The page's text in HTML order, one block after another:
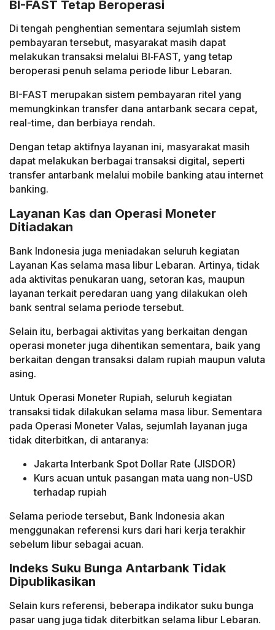
BI-FAST Tetap Beroperasi
Di tengah penghentian sementara sejumlah sistem
pembayaran tersebut, masyarakat masih dapat
melakukan transaksi melalui BI‑FAST, yang tetap
beroperasi penuh selama periode libur Lebaran.
BI-FAST merupakan sistem pembayaran ritel yang
memungkinkan transfer dana antarbank secara cepat,
real-time, dan berbiaya rendah.
Dengan tetap aktifnya layanan ini, masyarakat masih
dapat melakukan berbagai transaksi digital, seperti
transfer antarbank melalui mobile banking atau internet
banking.
Layanan Kas dan Operasi Moneter
Ditiadakan
Bank Indonesia juga meniadakan seluruh kegiatan
Layanan Kas selama masa libur Lebaran. Artinya, tidak
ada aktivitas penukaran uang, setoran kas, maupun
layanan terkait peredaran uang yang dilakukan oleh
bank sentral selama periode tersebut.
Selain itu, berbagai aktivitas yang berkaitan dengan
operasi moneter juga dihentikan sementara, baik yang
berkaitan dengan transaksi dalam rupiah maupun valuta
asing.
Untuk Operasi Moneter Rupiah, seluruh kegiatan
transaksi tidak dilakukan selama masa libur. Sementara
pada Operasi Moneter Valas, sejumlah layanan juga
tidak diterbitkan, di antaranya:
Jakarta Interbank Spot Dollar Rate (JISDOR)
Kurs acuan untuk pasangan mata uang non-USD
terhadap rupiah
Selama periode tersebut, Bank Indonesia akan
menggunakan referensi kurs dari hari kerja terakhir
sebelum libur sebagai acuan.
Indeks Suku Bunga Antarbank Tidak
Dipublikasikan
Selain kurs referensi, beberapa indikator suku bunga
pasar uang juga tidak diterbitkan selama libur Lebaran.